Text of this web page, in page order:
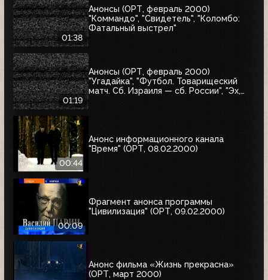
01:38
Анонсы (ОРТ, февраль 2000)
"Коммандо", "Свидетель", "Коломбо:
Фатальный выстрел"
01:19
Анонсы (ОРТ, февраль 2000)
"Угадайка", "Футбол. Товарищеский
матч. Сб. Израиля — сб. России", "Эх,
00:44
Анонс информационного канала
"Время" (ОРТ, 08.02.2000)
00:09
Фрагмент анонса программы
"Цивилизация" (ОРТ, 09.02.2000)
Анонс фильма «Жизнь прекрасна»
(ОРТ, март 2000)